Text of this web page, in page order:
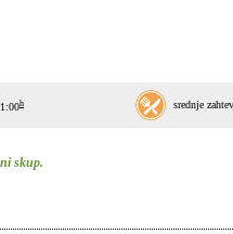
h srednje
skup.